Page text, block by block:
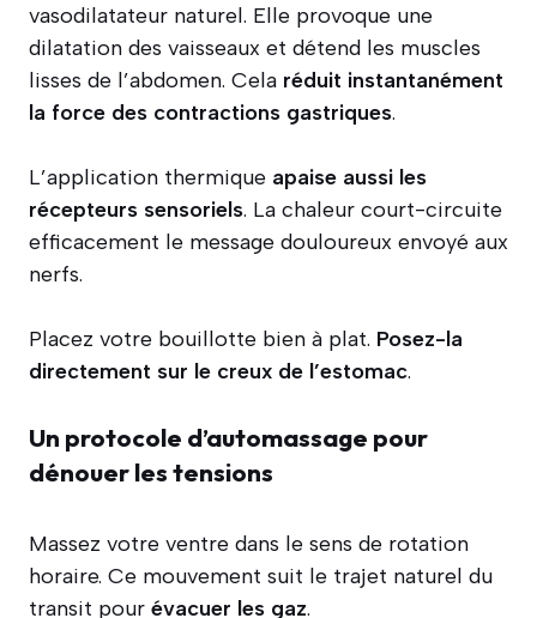
vasodilatateur naturel. Elle provoque une
dilatation des vaisseaux et détend les muscles
lisses de l’abdomen. Cela réduit instantanément
la force des contractions gastriques.
L’application thermique apaise aussi les
récepteurs sensoriels. La chaleur court-circuite
efficacement le message douloureux envoyé aux
nerfs.
Placez votre bouillotte bien à plat. Posez-la
directement sur le creux de l’estomac.
Un protocole d’automassage pour
dénouer les tensions
Massez votre ventre dans le sens de rotation
horaire. Ce mouvement suit le trajet naturel du
transit pour évacuer les gaz.